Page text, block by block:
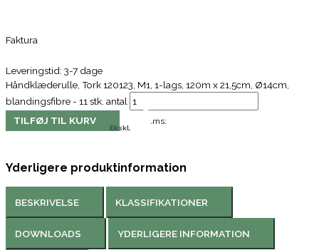
Faktura
Leveringstid: 3-7 dage
Håndklæderulle, Tork 120123, M1, 1-lags, 120m x 21,5cm, Ø14cm,
blandingsfibre - 11 stk. antal
TILFØJ TIL KURV
Moms:
Ekskl.
Yderligere produktinformation
BESKRIVELSE KLASSIFIKATIONER
DOWNLOADS YDERLIGERE INFORMATION